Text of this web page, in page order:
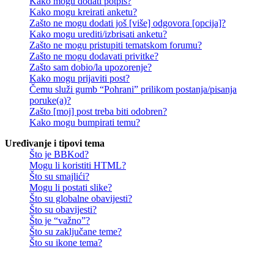
Kako mogu kreirati anketu?
Zašto ne mogu dodati još [više] odgovora [opcija]?
Kako mogu urediti/izbrisati anketu?
Zašto ne mogu pristupiti tematskom forumu?
Zašto ne mogu dodavati privitke?
Zašto sam dobio/la upozorenje?
Kako mogu prijaviti post?
Čemu služi gumb “Pohrani” prilikom postanja/pisanja
poruke(a)?
Zašto [moj] post treba biti odobren?
Kako mogu bumpirati temu?
Uređivanje i tipovi tema
Što je BBKod?
Mogu li koristiti HTML?
Što su smajlići?
Mogu li postati slike?
Što su globalne obavijesti?
Što su obavijesti?
Što je “važno”?
Što su zaključane teme?
Što su ikone tema?